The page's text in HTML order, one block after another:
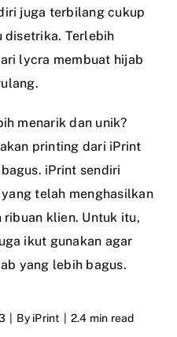
juga terbilang cukup
disetrika. Terlebih
lycra membuat hijab
menarik dan unik?
printing dari iPrint
iPrint sendiri
yang telah menghasilkan
klien. Untuk itu,
ikut gunakan agar
yang lebih bagus.
By iPrint 2.4 min read